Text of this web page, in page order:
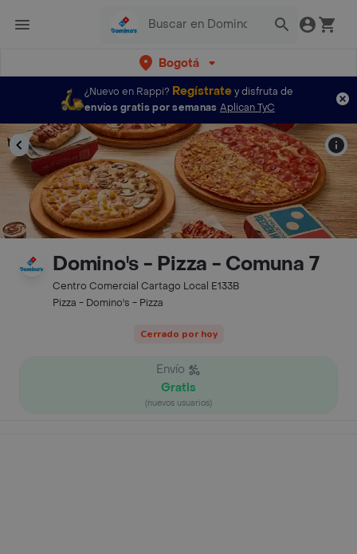
Bogotá
¿Nuevo en Rappi? Regístratey disfruta de
envíos gratis por semanas Aplican TyC
Domino's - Pizza - Comuna 7
Centro Comercial Cartago Local E133B
Pizza - Domino's - Pizza
Cerrado por hoy
Envío
Gratis
(nuevos usuarios)